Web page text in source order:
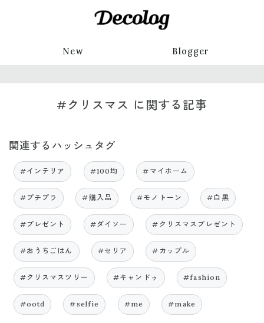
New Blogger
#クリスマス に関する記事
関連するハッシュタグ
#インテリア #100均 #マイホーム
#プチプラ #購入品 #モノトーン #白黒
#プレゼント #ダイソー #クリスマスプレゼント
#おうちごはん #セリア #カップル
#クリスマスツリー #キャンドゥ #fashion
#ootd #selfie #me #make